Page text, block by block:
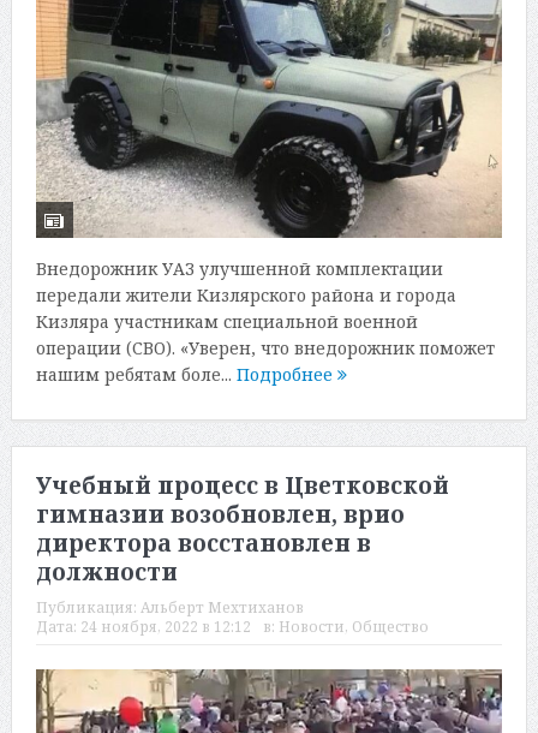
Внедорожник УАЗ улучшенной комплектации
передали жители Кизлярского района и города
Кизляра участникам специальной военной
операции (СВО). «Уверен, что внедорожник поможет
нашим ребятам боле... Подробнее
Учебный процесс в Цветковской
гимназии возобновлен, врио
директора восстановлен в
должности
Публикация: Альберт Мехтиханов
Дата: 24 ноября, 2022 в 12:12 в: Новости, Общество